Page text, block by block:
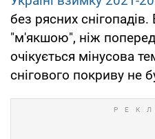
без рясних
"м'якшою", ніж
очікується мінусова
снігового покриву не